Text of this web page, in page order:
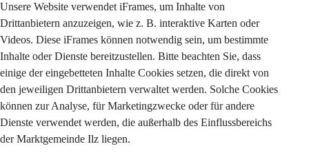
Unsere Website verwendet iFrames, um Inhalte von
Drittanbietern anzuzeigen, wie z. B. interaktive Karten oder
Videos. Diese iFrames können notwendig sein, um bestimmte
Inhalte oder Dienste bereitzustellen. Bitte beachten Sie, dass
einige der eingebetteten Inhalte Cookies setzen, die direkt von
den jeweiligen Drittanbietern verwaltet werden. Solche Cookies
können zur Analyse, für Marketingzwecke oder für andere
Dienste verwendet werden, die außerhalb des Einflussbereichs
der Marktgemeinde Ilz liegen.